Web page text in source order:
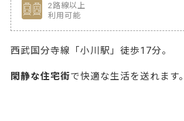
2路線以上
利用可能
西武国分寺線「小川駅」徒歩17分。
閑静な住宅街で快適な生活を送れます。